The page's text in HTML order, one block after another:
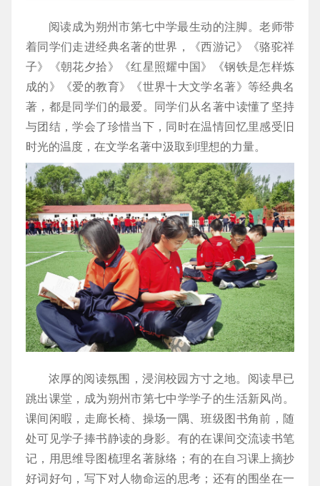
阅读成为朔州市第七中学最生动的注脚。老师带
着同学们走进经典名著的世界，《西游记》《骆驼祥
子》《朝花夕拾》《红星照耀中国》《钢铁是怎样炼
成的》《爱的教育》《世界十大文学名著》等经典名
著，都是同学们的最爱。同学们从名著中读懂了坚持
与团结，学会了珍惜当下，同时在温情回忆里感受旧
时光的温度，在文学名著中汲取到理想的力量。
浓厚的阅读氛围，浸润校园方寸之地。阅读早已
跳出课堂，成为朔州市第七中学学子的生活新风尚。
课间闲暇，走廊长椅、操场一隅、班级图书角前，随
处可见学子捧书静读的身影。有的在课间交流读书笔
记，用思维导图梳理名著脉络；有的在自习课上摘抄
好词好句，写下对人物命运的思考；还有的围坐在一